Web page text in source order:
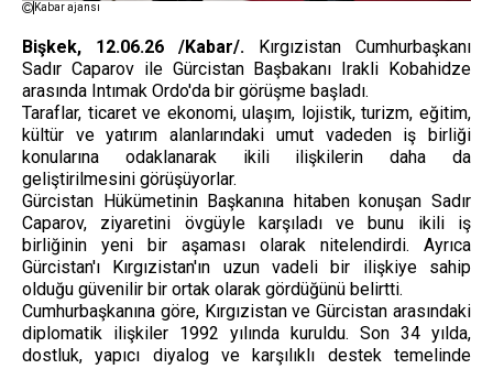
Kabar ajansı
Bişkek, 12.06.26 /Kabar/. Kırgızistan Cumhurbaşkanı
Sadır Caparov ile Gürcistan Başbakanı Irakli Kobahidze
arasında Intımak Ordo'da bir görüşme başladı.
Taraflar, ticaret ve ekonomi, ulaşım, lojistik, turizm, eğitim,
kültür ve yatırım alanlarındaki umut vadeden iş birliği
konularına odaklanarak ikili ilişkilerin daha da
geliştirilmesini görüşüyorlar.
Gürcistan Hükümetinin Başkanına hitaben konuşan Sadır
Caparov, ziyaretini övgüyle karşıladı ve bunu ikili iş
birliğinin yeni bir aşaması olarak nitelendirdi. Ayrıca
Gürcistan'ı Kırgızistan'ın uzun vadeli bir ilişkiye sahip
olduğu güvenilir bir ortak olarak gördüğünü belirtti.
Cumhurbaşkanına göre, Kırgızistan ve Gürcistan arasındaki
diplomatik ilişkiler 1992 yılında kuruldu. Son 34 yılda,
dostluk, yapıcı diyalog ve karşılıklı destek temelinde